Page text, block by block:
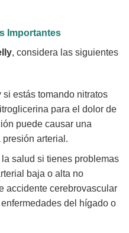
Importantes
, considera las siguientes
si estás tomando nitratos
para el dolor de
puede causar una
arterial.
salud si tienes problemas
baja o alta no
accidente cerebrovascular
del hígado o